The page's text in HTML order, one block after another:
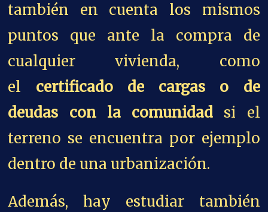
también en cuenta los mismos
puntos que ante la compra de
cualquier vivienda, como
el certificado de cargas o de
deudas
con la comunidad si el
terreno se encuentra por ejemplo
dentro de una urbanización.
Además, hay estudiar también